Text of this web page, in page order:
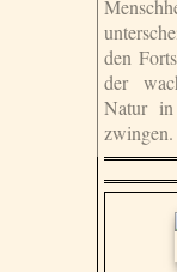
den
der
Natur
zwingen.